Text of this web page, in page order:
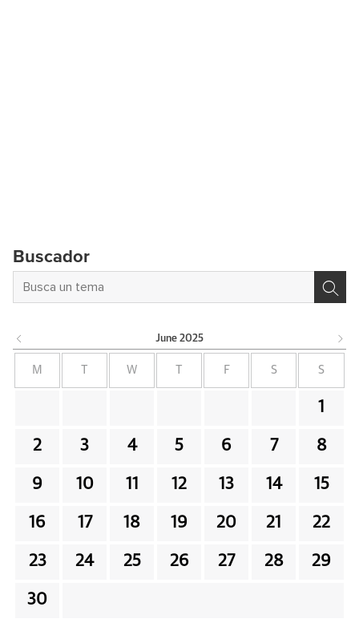
Buscador
June 2025
M W F S S
1
2 3 4 5 6 7 8
9 10 11 12 13 14 15
16 17 18 19 20 21 22
23 24 25 26 27 28 29
30